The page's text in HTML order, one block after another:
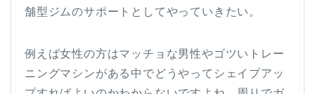
舗型ジムのサポートとしてやっていきたい。
例えば女性の方はマッチョな男性やゴツいトレー
ニングマシンがある中でどうやってシェイプアッ